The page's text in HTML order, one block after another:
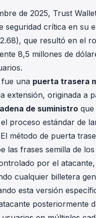
de 2025, Trust
seguridad crítica en su
que resultó en el
8,5 millones de
una puerta trasera
extensión, originada a
de suministro que
proceso estándar de
método de puerta
las frases semilla de
por el atacante,
cualquier billetera
esta versión
posteriormente